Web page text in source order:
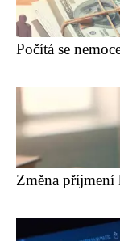
Počítá se
Změna příjmení